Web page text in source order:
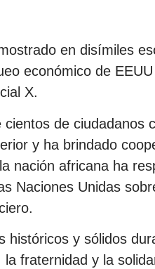
en disímiles
económico de
X.
de ciudadanos
y ha brindado
nación africana ha
Naciones Unidas
y sólidos
fraternidad y la